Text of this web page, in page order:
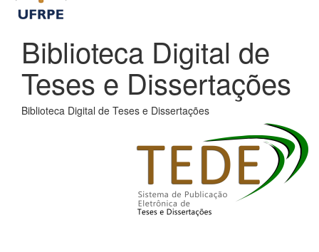
Biblioteca Digital de
Teses e Dissertações
Biblioteca Digital de Teses e Dissertações